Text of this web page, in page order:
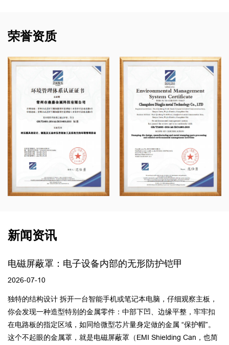
荣誉资质
新闻资讯
无形防护铠甲
记本电脑，仔细观察主板，
部下凹、边缘平整，牢牢扣
量身定做的金属 “保护帽”。
（EMI Shielding Can，也简
为您提供近期的企业和行业
常州市鼎嘉金属科技有限公司成立
模具的设计，组装与维修 ，五金冲
属冲压件为主的私营独资企业。 公
邻太湖，距离上海浦东机场220km,